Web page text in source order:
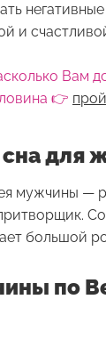
и
Вам
👉
сна для
мужчины —
большой
по